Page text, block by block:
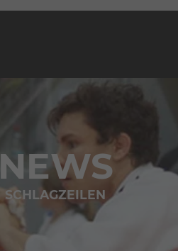
NEWS
SCHLAGZEILEN